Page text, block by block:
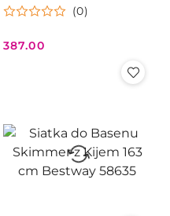
(0)
Cena:
387.00